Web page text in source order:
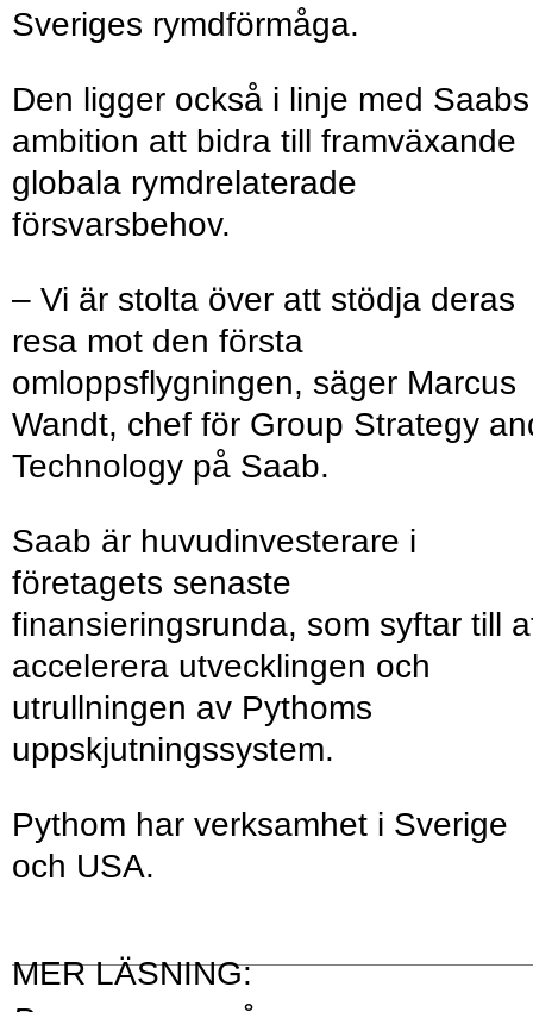
Sveriges rymdförmåga.
Den ligger också i linje med Saabs
ambition att bidra till framväxande
globala rymdrelaterade
försvarsbehov.
– Vi är stolta över att stödja deras
resa mot den första
omloppsflygningen, säger Marcus
Wandt, chef för Group Strategy
Technology på Saab.
Saab är huvudinvesterare i
företagets senaste
finansieringsrunda, som syftar till
accelerera utvecklingen och
utrullningen av Pythoms
uppskjutningssystem.
Pythom har verksamhet i Sverige
och USA.